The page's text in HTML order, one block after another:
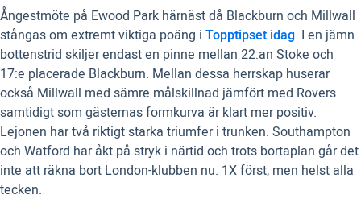
Ångestmöte på Ewood Park härnäst då Blackburn och Millwall
stångas om extremt viktiga poäng i Topptipset idag. I en jämn
bottenstrid skiljer endast en pinne mellan 22:an Stoke och
17:e placerade Blackburn. Mellan dessa herrskap huserar
också Millwall med sämre målskillnad jämfört med Rovers
samtidigt som gästernas formkurva är klart mer positiv.
Lejonen har två riktigt starka triumfer i trunken. Southampton
och Watford har åkt på stryk i närtid och trots bortaplan går det
inte att räkna bort London-klubben nu. 1X först, men helst alla
tecken.